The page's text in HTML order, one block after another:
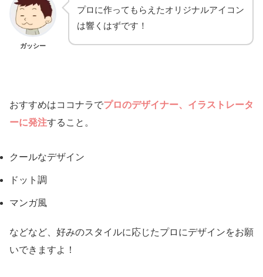
ガッシー
プロに作ってもらえたオリジナルアイコン
は響くはずです！
おすすめはココナラでプロのデザイナー、イラストレータ
ーに発注すること。
クールなデザイン
ドット調
マンガ風
などなど、好みのスタイルに応じたプロにデザインをお願
いできますよ！